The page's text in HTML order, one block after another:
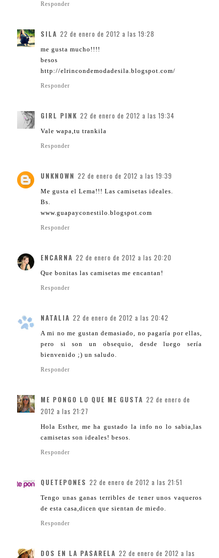
Responder
SILA 22 de enero de 2012 a las 19:28
me gusta mucho!!!!
besos
http://elrincondemodadesila.blogspot.com/
Responder
GIRL PINK 22 de enero de 2012 a las 19:34
Vale wapa,tu trankila
Responder
UNKNOWN 22 de enero de 2012 a las 19:39
Me gusta el Lema!!! Las camisetas ideales.
Bs.
www.guapayconestilo.blogspot.com
Responder
ENCARNA 22 de enero de 2012 a las 20:20
Que bonitas las camisetas me encantan!
Responder
NATALIA 22 de enero de 2012 a las 20:42
A mi no me gustan demasiado, no pagaría por ellas,
pero si son un obsequio, desde luego sería
bienvenido ;) un saludo.
Responder
ME PONGO LO QUE ME GUSTA 22 de enero de
2012 a las 21:27
Hola Esther, me ha gustado la info no lo sabia,las
camisetas son ideales! besos.
Responder
QUETEPONES 22 de enero de 2012 a las 21:51
Tengo unas ganas terribles de tener unos vaqueros
de esta casa,dicen que sientan de miedo.
Responder
DOS EN LA PASARELA 22 de enero de 2012 a las